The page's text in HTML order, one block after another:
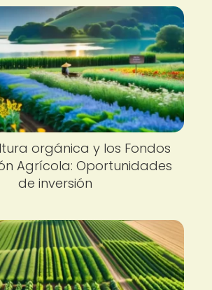
orgánica y los Fondos
Agrícola: Oportunidades
de inversión